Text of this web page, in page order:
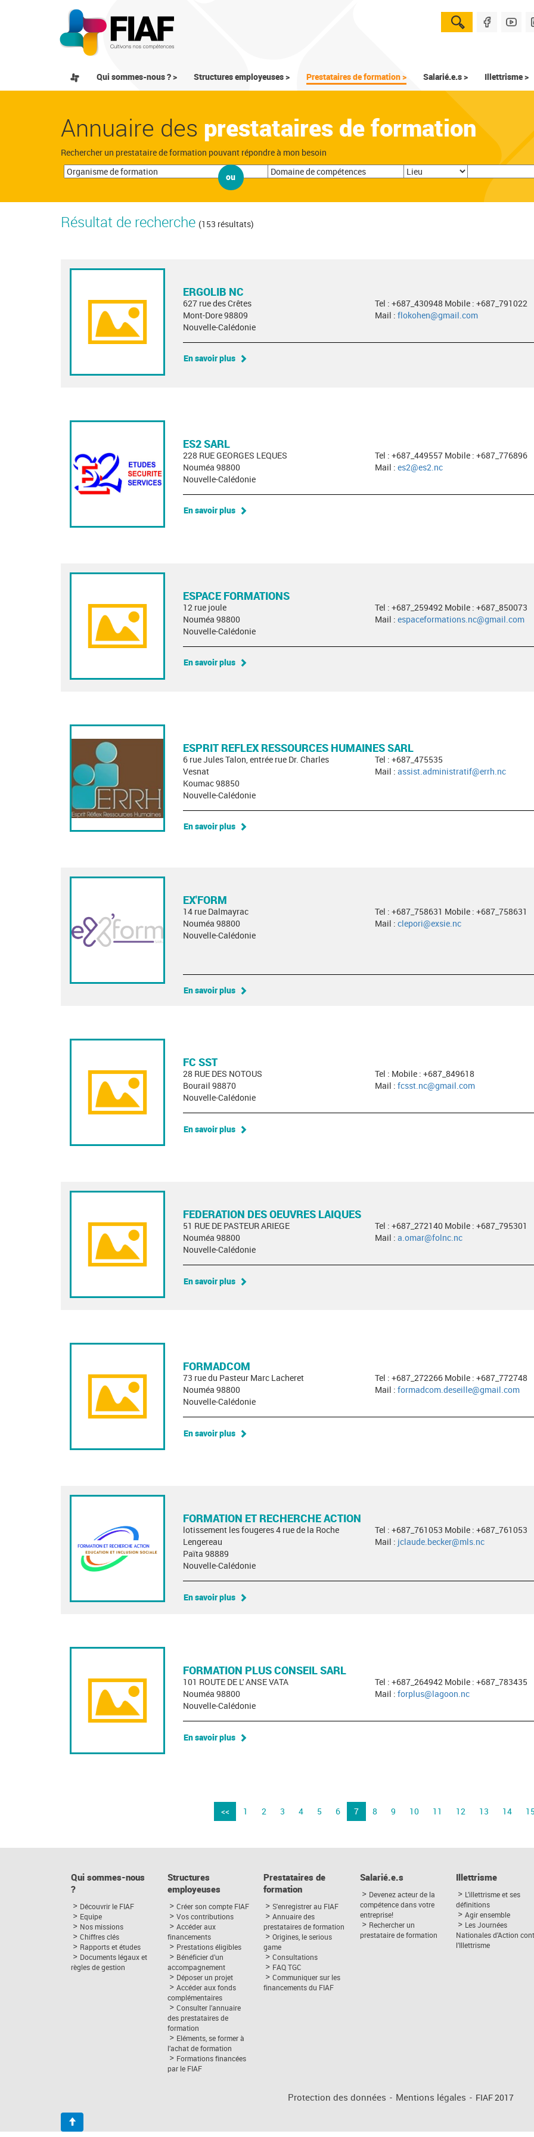
Qui sommes-nous ? > Structures employeuses > Prestataires de formation > Salarié.e.s > Illettrisme >
Annuaire des prestataires de formation
Rechercher un prestataire de formation pouvant répondre à mon besoin
ou
Résultat de recherche (153 résultats)
ERGOLIB NC
627 rue des Crêtes
Mont-Dore 98809
Nouvelle-Calédonie
Tel : +687_430948 Mobile : +687_791022
Mail : flokohen@gmail.com
En savoir plus
ES2 SARL
228 RUE GEORGES LEQUES
Nouméa 98800
Nouvelle-Calédonie
Tel : +687_449557 Mobile : +687_776896
Mail : es2@es2.nc
En savoir plus
ESPACE FORMATIONS
12 rue joule
Nouméa 98800
Nouvelle-Calédonie
Tel : +687_259492 Mobile : +687_850073
Mail : espaceformations.nc@gmail.com
En savoir plus
ESPRIT REFLEX RESSOURCES HUMAINES SARL
6 rue Jules Talon, entrée rue Dr. Charles
Vesnat
Koumac 98850
Nouvelle-Calédonie
Tel : +687_475535
Mail : assist.administratif@errh.nc
En savoir plus
EX'FORM
14 rue Dalmayrac
Nouméa 98800
Nouvelle-Calédonie
Tel : +687_758631 Mobile : +687_758631
Mail : clepori@exsie.nc
En savoir plus
FC SST
28 RUE DES NOTOUS
Bourail 98870
Nouvelle-Calédonie
Tel : Mobile : +687_849618
Mail : fcsst.nc@gmail.com
En savoir plus
FEDERATION DES OEUVRES LAIQUES
51 RUE DE PASTEUR ARIEGE
Nouméa 98800
Nouvelle-Calédonie
Tel : +687_272140 Mobile : +687_795301
Mail : a.omar@folnc.nc
En savoir plus
FORMADCOM
73 rue du Pasteur Marc Lacheret
Nouméa 98800
Nouvelle-Calédonie
Tel : +687_272266 Mobile : +687_772748
Mail : formadcom.deseille@gmail.com
En savoir plus
FORMATION ET RECHERCHE ACTION
lotissement les fougeres 4 rue de la Roche
Lengereau
Païta 98889
Nouvelle-Calédonie
Tel : +687_761053 Mobile : +687_761053
Mail : jclaude.becker@mls.nc
En savoir plus
FORMATION PLUS CONSEIL SARL
101 ROUTE DE L' ANSE VATA
Nouméa 98800
Nouvelle-Calédonie
Tel : +687_264942 Mobile : +687_783435
Mail : forplus@lagoon.nc
En savoir plus
<< 1 2 3 4 5 6 7 8 9 10 11 12 13 14 15
Qui sommes-nous
?
Découvrir le FIAF
Equipe
Nos missions
Chiffres clés
Rapports et études
Documents légaux et
règles de gestion
Structures
employeuses
Créer son compte FIAF
Vos contributions
Accéder aux
financements
Prestations éligibles
Bénéficier d’un
accompagnement
Déposer un projet
Accéder aux fonds
complémentaires
Consulter l’annuaire
des prestataires de
formation
Eléments, se former à
l’achat de formation
Formations financées
par le FIAF
Prestataires de
formation
S'enregistrer au FIAF
Annuaire des
prestataires de formation
Origines, le serious
game
Consultations
FAQ TGC
Communiquer sur les
financements du FIAF
Salarié.e.s
Devenez acteur de la
compétence dans votre
entreprise!
Rechercher un
prestataire de formation
Illettrisme
L’illettrisme et ses
définitions
Agir ensemble
Les Journées
Nationales d’Action
l’Illettrisme
Protection des données - Mentions légales - FIAF 2017